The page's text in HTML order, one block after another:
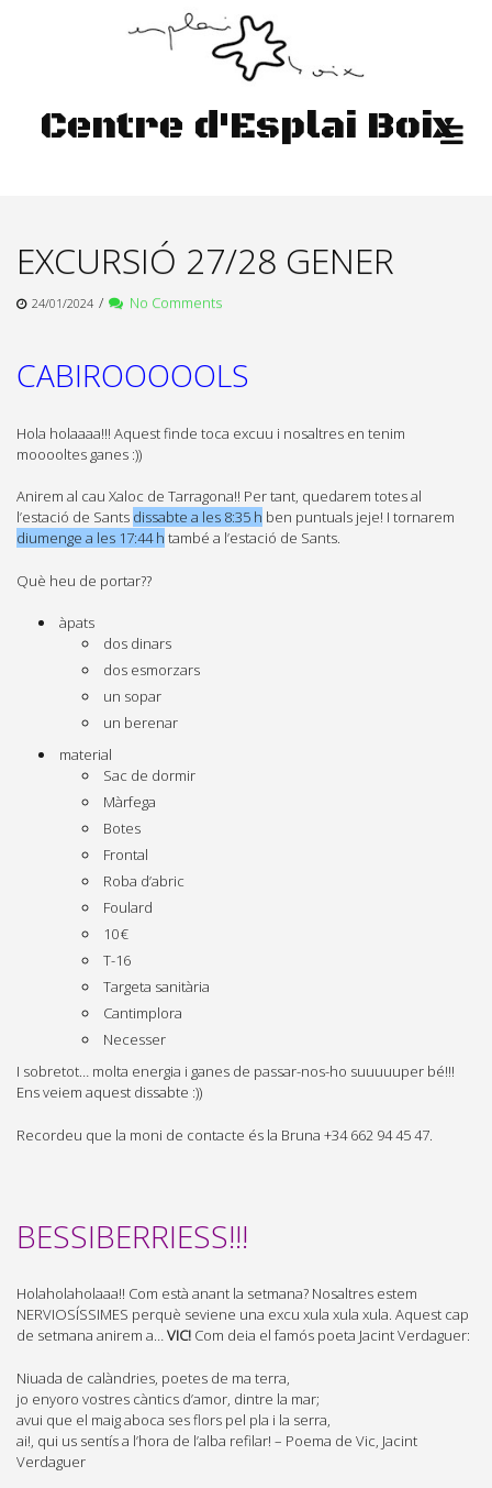
Centre d'Esplai Boix
EXCURSIÓ 27/28 GENER
24/01/2024 / No Comments
CABIROOOOOLS
Hola holaaaa!!! Aquest finde toca excuu i nosaltres en tenim
mooooltes ganes :))
Anirem al cau Xaloc de Tarragona!! Per tant, quedarem totes al
l’estació de Sants dissabte a les 8:35 h ben puntuals jeje! I tornarem
diumenge a les 17:44 h també a l’estació de Sants.
Què heu de portar??
àpats
dos dinars
dos esmorzars
un sopar
un berenar
material
Sac de dormir
Màrfega
Botes
Frontal
Roba d’abric
Foulard
10 €
T-16
Targeta sanitària
Cantimplora
Necesser
I sobretot… molta energia i ganes de passar-nos-ho suuuuuper bé!!!
Ens veiem aquest dissabte :))
Recordeu que la moni de contacte és la Bruna +34 662 94 45 47.
BESSIBERRIESS!!!
Holaholaholaaa!! Com està anant la setmana? Nosaltres estem
NERVIOSÍSSIMES perquè seviene una excu xula xula xula. Aquest cap
de setmana anirem a…VIC! Com deia el famós poeta Jacint Verdaguer:
Niuada de calàndries, poetes de ma terra,
jo enyoro vostres càntics d’amor, dintre la mar;
avui que el maig aboca ses flors pel pla i la serra,
ai!, qui us sentís a l’hora de l’alba refilar! – Poema de Vic, Jacint
Verdaguer